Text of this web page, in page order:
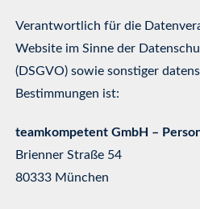
Verantwortlich für die
Website im Sinne der
(DSGVO) sowie sonstiger
Bestimmungen ist:
teamkompetent GmbH –
Brienner Straße 54
80333 München